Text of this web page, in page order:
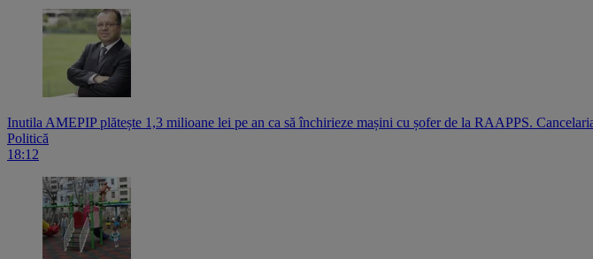
Inutila AMEPIP plătește 1,3 milioane lei pe an ca să închirieze mașini cu șofer de la RAAPPS.
Politică
18:12